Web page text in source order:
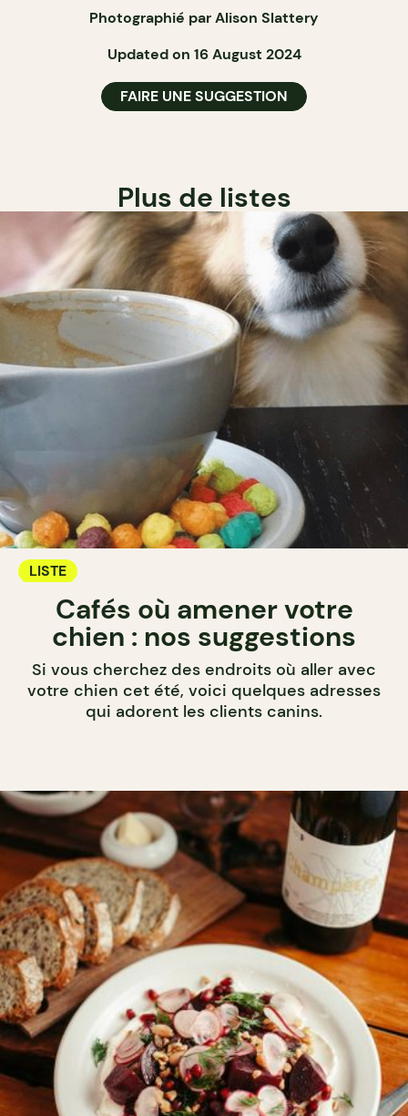
Photographié par Alison Slattery
Updated on 16 August 2024
FAIRE UNE SUGGESTION
Plus de listes
LISTE
Cafés où amener votre
chien : nos suggestions
Si vous cherchez des endroits où aller avec
votre chien cet été, voici quelques adresses
qui adorent les clients canins.